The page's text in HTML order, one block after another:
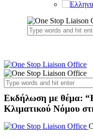
Εκδήλωση με θέμα:
Κλιματικού Νόμου